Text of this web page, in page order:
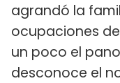
agrandó la
ocupaciones
un poco el
desconoce el